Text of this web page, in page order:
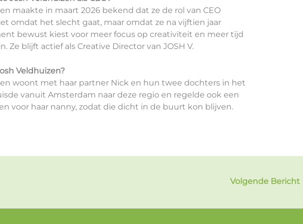
maakte in maart 2026 bekend dat ze de rol van CEO
omdat het slecht gaat, maar omdat ze na vijftien jaar
bewust kiest voor meer focus op creativiteit en meer tijd
Ze blijft actief als Creative Director van JOSH V.
Veldhuizen?
woont met haar partner Nick en hun twee dochters in het
vanuit Amsterdam naar deze regio en regelde ook een
voor haar nanny, zodat die dicht in de buurt kon blijven.
Volgende Bericht